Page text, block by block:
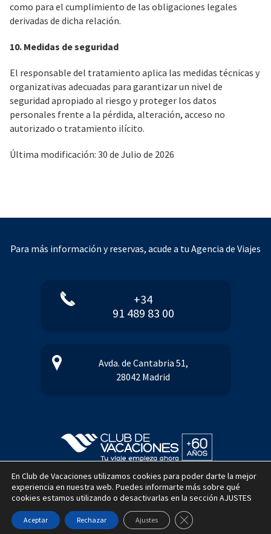
como para el cumplimiento de las obligaciones legales
derivadas de dicha relación.
10. Medidas de seguridad
El responsable del tratamiento aplica las medidas técnicas y
organizativas adecuadas para garantizar un nivel de
seguridad apropiado al riesgo y proteger los datos
personales frente a la pérdida, alteración, acceso no
autorizado o tratamiento ilícito.
Última modificación: 30 de Julio de 2026
Para más información y reservas, acude a tu Agencia de Viajes
+34
91 489 83 00
Avda. de Cantabria 51,
28042 Madrid
©2025 CdeV Senior S.L.
Condiciones de Uso
Privacidad
Política de cookies
Condiciones generales
Garantía de Insolvencia
Seguros Canal Ético
En Club de Vacaciones utilizamos cookies para poder darte la mejor
experiencia en nuestra web. Puedes informarte más sobre qué
cookies estamos utilizando o desactivarlas en la sección AJUSTES
Aceptar Rechazar Ajustes Cerrar el banner de